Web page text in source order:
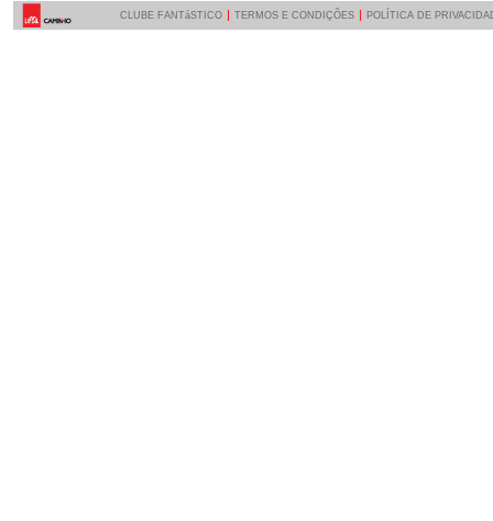
CLUBE FANTáSTICO TERMOS E CONDIÇÕES POLÍTICA DE